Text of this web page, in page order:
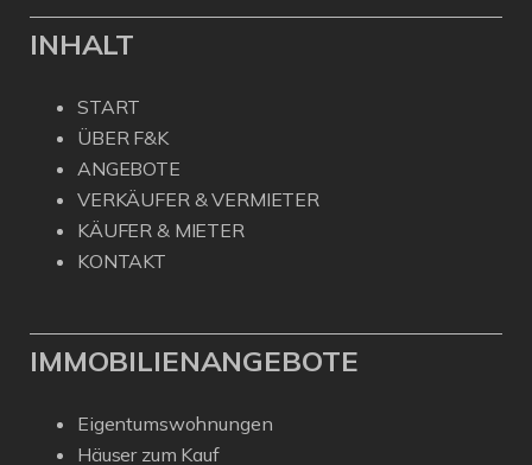
INHALT
START
ÜBER F&K
ANGEBOTE
VERKÄUFER & VERMIETER
KÄUFER & MIETER
KONTAKT
IMMOBILIENANGEBOTE
Eigentumswohnungen
Häuser zum Kauf